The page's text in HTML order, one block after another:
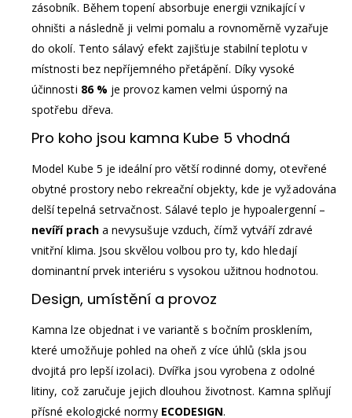
zásobník. Během topení absorbuje energii vznikající v
ohništi a následně ji velmi pomalu a rovnoměrně vyzařuje
do okolí. Tento sálavý efekt zajišťuje stabilní teplotu v
místnosti bez nepříjemného přetápění. Díky vysoké
účinnosti 86 % je provoz kamen velmi úsporný na
spotřebu dřeva.
Pro koho jsou kamna Kube 5 vhodná
Model Kube 5 je ideální pro větší rodinné domy, otevřené
obytné prostory nebo rekreační objekty, kde je vyžadována
delší tepelná setrvačnost. Sálavé teplo je hypoalergenní –
nevíří pracha nevysušuje vzduch, čímž vytváří zdravé
vnitřní klima. Jsou skvělou volbou pro ty, kdo hledají
dominantní prvek interiéru s vysokou užitnou hodnotou.
Design, umístění a provoz
Kamna lze objednat i ve variantě s bočním prosklením,
které umožňuje pohled na oheň z více úhlů (skla jsou
dvojitá pro lepší izolaci). Dvířka jsou vyrobena z odolné
litiny, což zaručuje jejich dlouhou životnost. Kamna splňují
přísné ekologické normy ECODESIGN.